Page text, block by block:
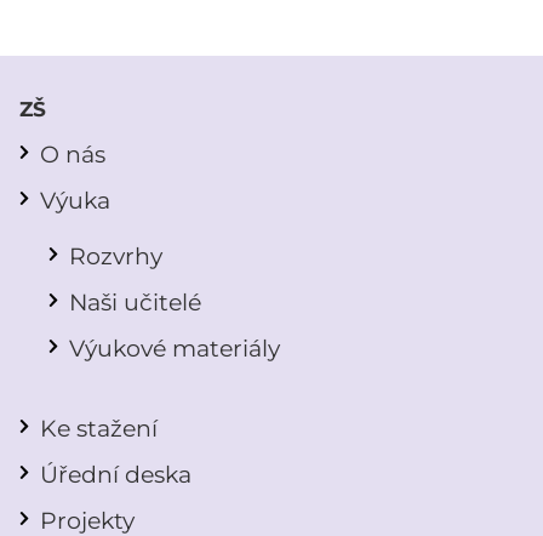
ZŠ
O nás
Výuka
Rozvrhy
Naši učitelé
Výukové materiály
Ke stažení
Úřední deska
Projekty